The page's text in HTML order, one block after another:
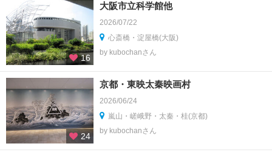
16
大阪市立科学館他
2026/07/22
心斎橋・淀屋橋(大阪)
by kubochanさん
24
京都・東映太秦映画村
2026/06/24
嵐山・嵯峨野・太秦・桂(京都)
by kubochanさん